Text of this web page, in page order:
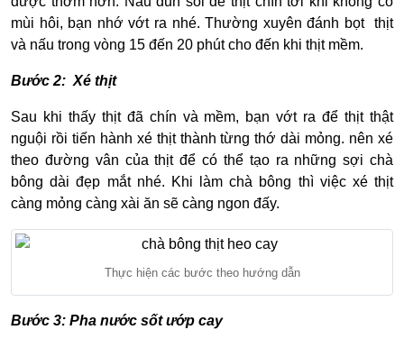
mùi hôi, bạn nhớ vớt ra nhé. Thường xuyên đánh bọt thịt
và nấu trong vòng 15 đến 20 phút cho đến khi thịt mềm.
Bước 2: Xé thịt
Sau khi thấy thịt đã chín và mềm, bạn vớt ra để thịt thật
nguội rồi tiến hành xé thịt thành từng thớ dài mỏng. nên xé
theo đường vân của thịt để có thể tạo ra những sợi chà
bông dài đẹp mắt nhé. Khi làm chà bông thì việc xé thịt
càng mỏng càng xài ăn sẽ càng ngon đấy.
Thực hiện các bước theo hướng dẫn
Bước 3: Pha nước sốt ướp cay